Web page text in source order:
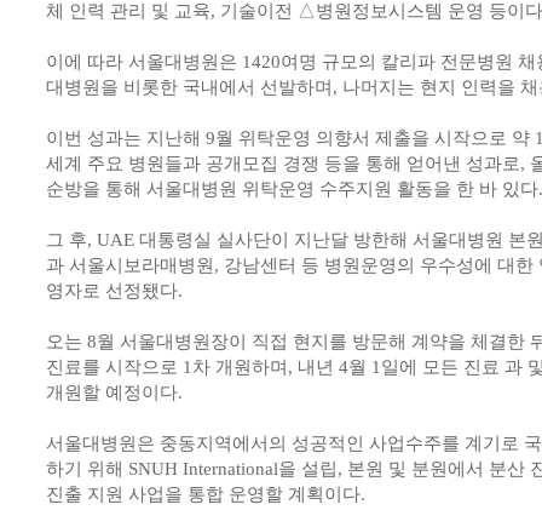
체 인력 관리 및 교육, 기술이전 △병원정보시스템 운영 등이
이에 따라 서울대병원은 1420여명 규모의 칼리파 전문병원
대병원을 비롯한 국내에서 선발하며, 나머지는 현지 인력을
이번 성과는 지난해 9월 위탁운영 의향서 제출을 시작으로 약
세계 주요 병원들과 공개모집 경쟁 등을 통해 얻어낸 성과로,
순방을 통해 서울대병원 위탁운영 수주지원 활동을 한 바 있다.
그 후, UAE 대통령실 실사단이 지난달 방한해 서울대병원 본
과 서울시보라매병원, 강남센터 등 병원운영의 우수성에 대한
영자로 선정됐다.
오는 8월 서울대병원장이 직접 현지를 방문해 계약을 체결한
진료를 시작으로 1차 개원하며, 내년 4월 1일에 모든 진료 과
개원할 예정이다.
서울대병원은 중동지역에서의 성공적인 사업수주를 계기로
하기 위해 SNUH International을 설립, 본원 및 분원에서 분산
진출 지원 사업을 통합 운영할 계획이다.